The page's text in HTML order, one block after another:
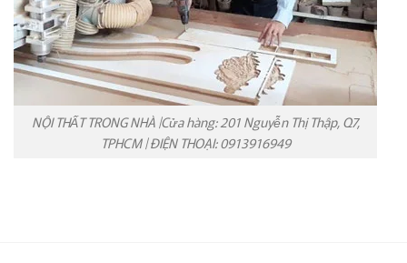
NỘI THẤT TRONG NHÀ |Cửa hàng: 201 Nguyễn Thị Thập, Q7,
TPHCM | ĐIỆN THOẠI: 0913916949